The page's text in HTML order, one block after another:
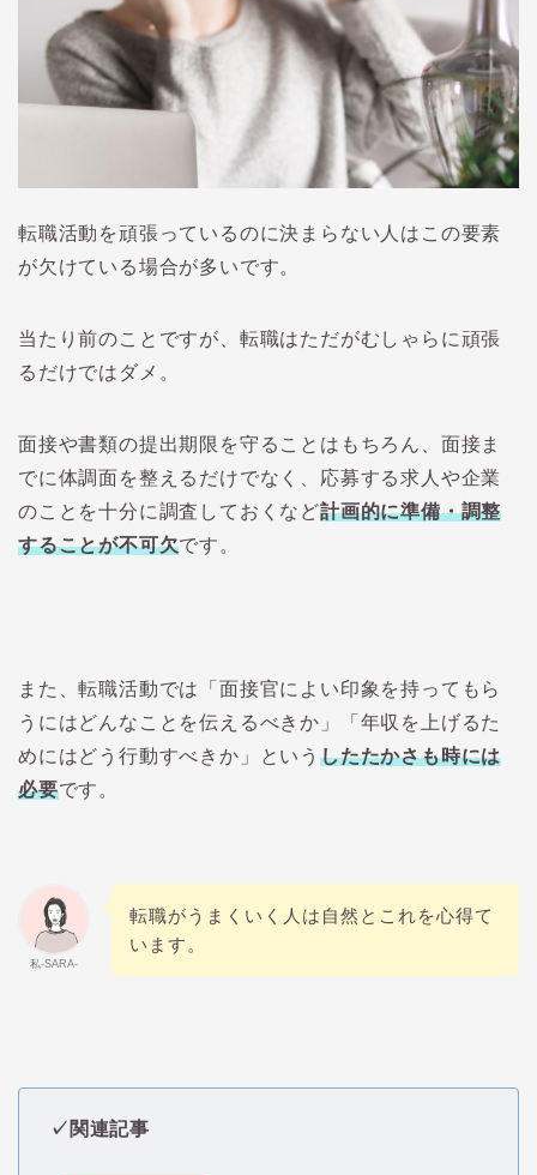
転職活動を頑張っているのに決まらない人はこの要素
が欠けている場合が多いです。
当たり前のことですが、転職はただがむしゃらに頑張
るだけではダメ。
面接や書類の提出期限を守ることはもちろん、面接ま
でに体調面を整えるだけでなく、応募する求人や企業
のことを十分に調査しておくなど計画的に準備・調整
することが不可欠です。
また、転職活動では「面接官によい印象を持ってもら
うにはどんなことを伝えるべきか」「年収を上げるた
めにはどう行動すべきか」という したたかさも時には
必要です。
私-SARA-
転職がうまくいく人は自然とこれを心得て
います。
✓関連記事